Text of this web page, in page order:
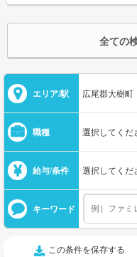
全ての
エリア/駅 広尾郡大樹町
職種 選択してくだ
給与/条件 選択してくだ
キーワード
この条件を保存する